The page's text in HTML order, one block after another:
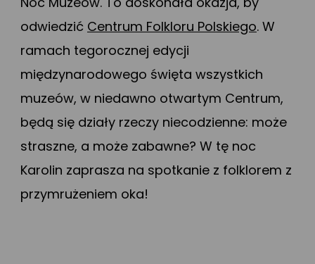
odwiedzić Centrum Folkloru Polskiego. W
ramach tegorocznej edycji
międzynarodowego święta wszystkich
muzeów, w niedawno otwartym Centrum,
będą się działy rzeczy niecodzienne: może
straszne, a może zabawne? W tę noc
Karolin zaprasza na spotkanie z folklorem z
przymrużeniem oka!